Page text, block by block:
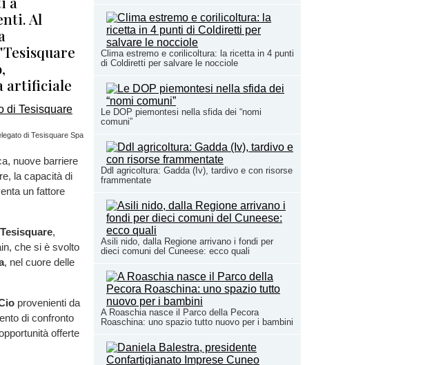
Clima estremo e corilicoltura: la ricetta in 4 punti
di Coldiretti per salvare le nocciole
Le DOP piemontesi nella sfida dei “nomi
comuni”
Ddl agricoltura: Gadda (Iv), tardivo e con risorse
frammentate
Asili nido, dalla Regione arrivano i fondi per
dieci comuni del Cuneese: ecco quali
A Roaschia nasce il Parco della Pecora
Roaschina: uno spazio tutto nuovo per i bambini
Al
artificiale
di Tesisquare Spa
nuove barriere
la capacità di
un fattore
Tesisquare,
che si è svolto
, nel cuore delle
provenienti da
di confronto
offerte